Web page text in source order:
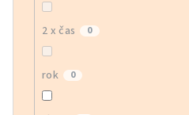
2 x čas 0
rok 0